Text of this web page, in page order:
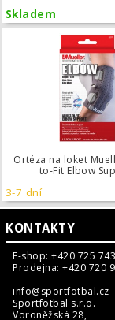
Skladem
Ortéza na loket
to-Fit Elbow
3-7 dní
KONTAKTY
E-shop: +420 725
Prodejna: +420 720
info@sportfotbal.cz
Sportfotbal s.r.o.
Voroněžská 28,